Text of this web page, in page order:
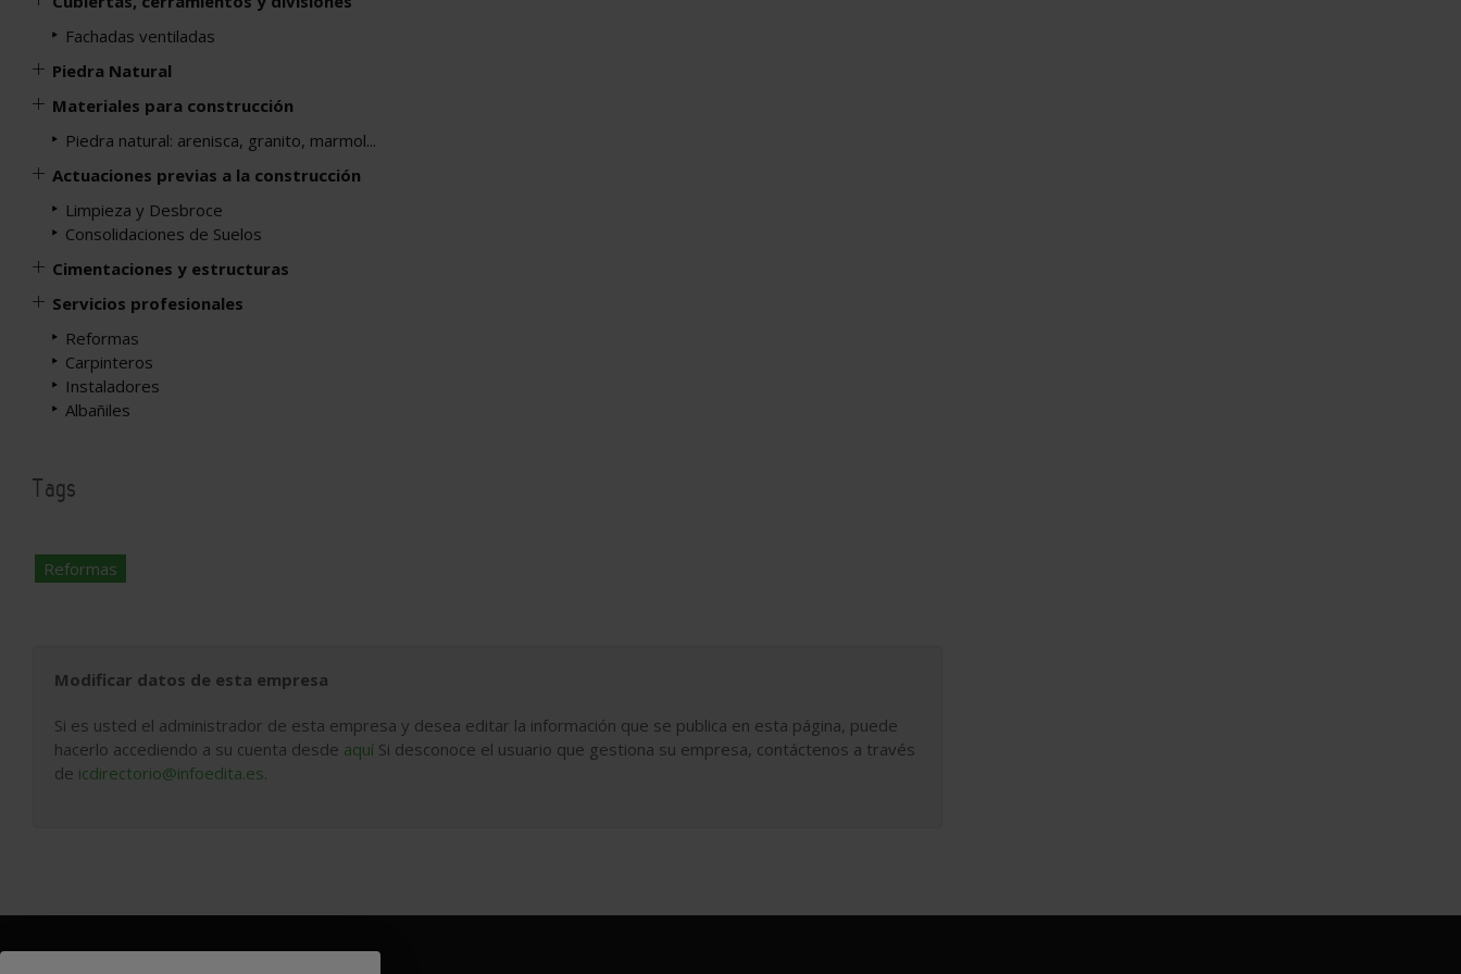
Fachadas ventiladas
Piedra Natural
Materiales para construcción
Piedra natural: arenisca, granito, marmol...
Actuaciones previas a la construcción
Limpieza y Desbroce
Consolidaciones de Suelos
Cimentaciones y estructuras
Servicios profesionales
Reformas
Carpinteros
Instaladores
Albañiles
Tags
Reformas
Modificar datos de esta empresa
Si es usted el administrador de esta empresa y desea editar la información que se publica en esta página, puede
hacerlo accediendo a su cuenta desde aquí Si desconoce el usuario que gestiona su empresa, contáctenos a través
de icdirectorio@infoedita.es.